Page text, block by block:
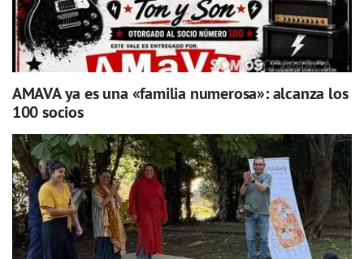
AMAVA ya es una «familia numerosa»: alcanza los
100 socios